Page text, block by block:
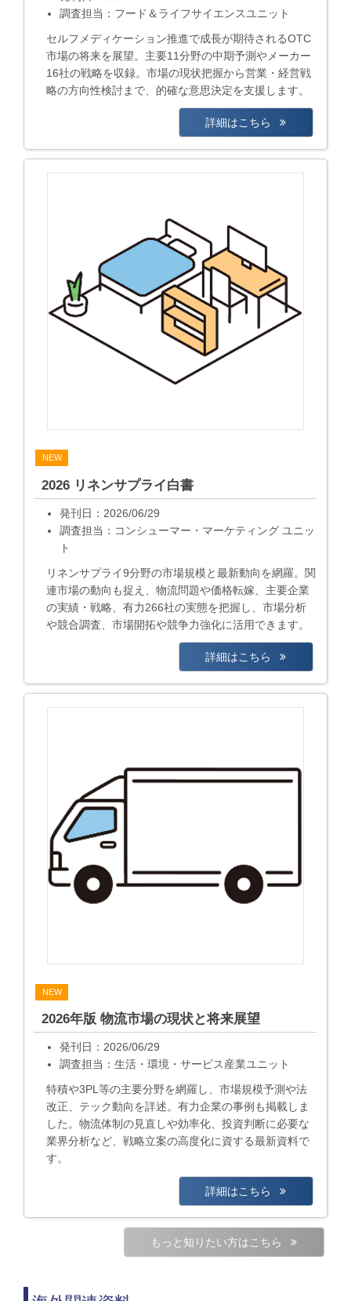
調査担当：フード＆ライフサイエンスユニット
セルフメディケーション推進で成長が期待されるOTC
市場の将来を展望。主要11分野の中期予測やメーカー
16社の戦略を収録。市場の現状把握から営業・経営戦
略の方向性検討まで、的確な意思決定を支援します。
詳細はこちら
NEW
2026 リネンサプライ白書
発刊日：2026/06/29
調査担当：コンシューマー・マーケティング ユニッ
ト
リネンサプライ9分野の市場規模と最新動向を網羅。関
連市場の動向も捉え、物流問題や価格転嫁、主要企業
の実績・戦略、有力266社の実態を把握し、市場分析
や競合調査、市場開拓や競争力強化に活用できます。
詳細はこちら
NEW
2026年版 物流市場の現状と将来展望
発刊日：2026/06/29
調査担当：生活・環境・サービス産業ユニット
特積や3PL等の主要分野を網羅し、市場規模予測や法
改正、テック動向を詳述。有力企業の事例も掲載しま
した。物流体制の見直しや効率化、投資判断に必要な
業界分析など、戦略立案の高度化に資する最新資料で
す。
詳細はこちら
もっと知りたい方はこちら